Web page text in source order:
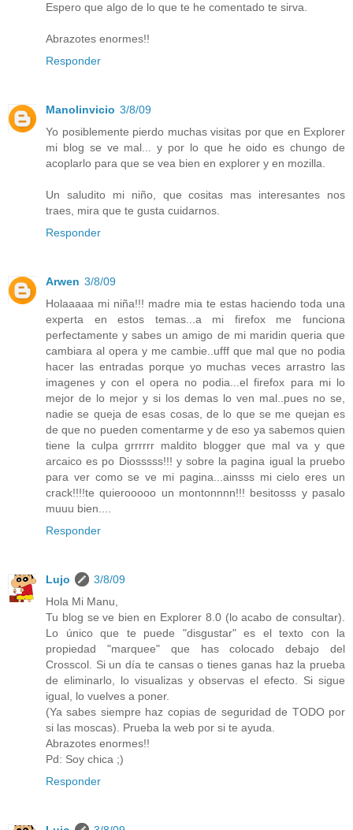
Espero que algo de lo que te he comentado te sirva.
Abrazotes enormes!!
Responder
Manolinvicio 3/8/09
Yo posiblemente pierdo muchas visitas por que en Explorer
mi blog se ve mal... y por lo que he oido es chungo de
acoplarlo para que se vea bien en explorer y en mozilla.
Un saludito mi niño, que cositas mas interesantes nos
traes, mira que te gusta cuidarnos.
Responder
Arwen 3/8/09
Holaaaaa mi niña!!! madre mia te estas haciendo toda una
experta en estos temas...a mi firefox me funciona
perfectamente y sabes un amigo de mi maridin queria que
cambiara al opera y me cambie..ufff que mal que no podia
hacer las entradas porque yo muchas veces arrastro las
imagenes y con el opera no podia...el firefox para mi lo
mejor de lo mejor y si los demas lo ven mal..pues no se,
nadie se queja de esas cosas, de lo que se me quejan es
de que no pueden comentarme y de eso ya sabemos quien
tiene la culpa grrrrrr maldito blogger que mal va y que
arcaico es po Diosssss!!! y sobre la pagina igual la pruebo
para ver como se ve mi pagina...ainsss mi cielo eres un
crack!!!!te quierooooo un montonnnn!!! besitosss y pasalo
muuu bien....
Responder
Lujo
3/8/09
Hola Mi Manu,
Tu blog se ve bien en Explorer 8.0 (lo acabo de consultar).
Lo único que te puede "disgustar" es el texto con la
propiedad "marquee" que has colocado debajo del
Crosscol. Si un día te cansas o tienes ganas haz la prueba
de eliminarlo, lo visualizas y observas el efecto. Si sigue
igual, lo vuelves a poner.
(Ya sabes siempre haz copias de seguridad de TODO por
si las moscas). Prueba la web por si te ayuda.
Abrazotes enormes!!
Pd: Soy chica ;)
Responder